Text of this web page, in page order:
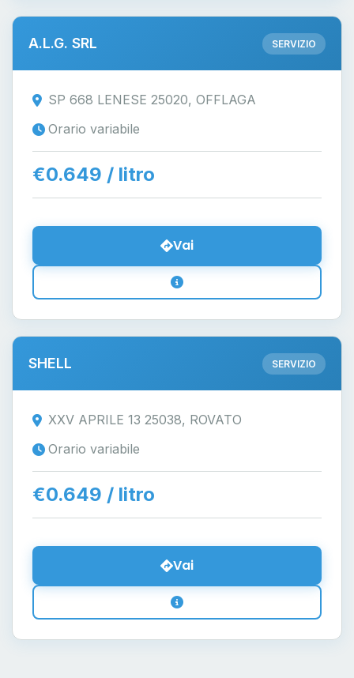
A.L.G. SRL SERVIZIO
SP 668 LENESE 25020, OFFLAGA
Orario variabile
€0.649 / litro
Vai
SHELL SERVIZIO
XXV APRILE 13 25038, ROVATO
Orario variabile
€0.649 / litro
Vai